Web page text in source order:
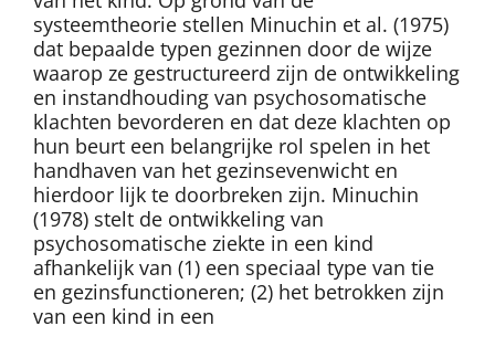
systeemtheorie stellen Minuchin et al. (1975)
dat bepaalde typen gezinnen door de wijze
waarop ze gestructureerd zijn de ontwikkeling
en instandhouding van psychosomatische
klachten bevorderen en dat deze klachten op
hun beurt een belangrijke rol spelen in het
handhaven van het gezinsevenwicht en
hierdoor lijk te doorbreken zijn. Minuchin
(1978) stelt de ontwikkeling van
psychosomatische ziekte in een kind
afhankelijk van (1) een speciaal type van tie
en gezinsfunctioneren; (2) het betrokken zijn
van een kind in een